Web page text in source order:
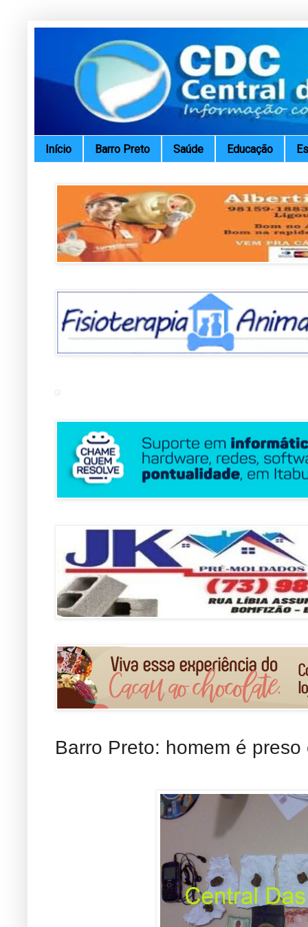
Início Barro Preto Saúde Educação
Barro Preto: homem é preso